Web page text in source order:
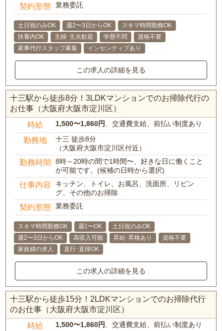
契約形態 業務委託
土日祝のみOK 週2〜3日からOK
スキマ時間勤務OK
扶養内OK
主婦･主夫歓迎 学歴不問
資格不要
家事代行スタッフ募集
インセンティブあり
この求人の詳細を見る
十三駅から徒歩8分！3LDKマンションでのお掃除代行の
お仕事（大阪府大阪市淀川区）
時給 1,500〜1,860円、交通費支給、前払い制度あり
勤務地
十三 徒歩8分
（大阪府大阪市淀川区付近）
勤務時間
8時～20時の間で1時間〜、好きな日に働くこと
が可能です。(候補の日時から選択)
仕事内容
キッチン、トイレ、お風呂、洗面所、リビン
グ、その他のお掃除
契約形態 業務委託
スキマ時間勤務OK 週1〜OK
土日祝のみOK
週2〜3日からOK
高収入可能 昇給･昇格あり
資格不要
家政婦の求人
直行･直帰OK
この求人の詳細を見る
十三駅から徒歩15分！2LDKマンションでのお掃除代行
のお仕事（大阪府大阪市淀川区）
時給 1,500〜1,860円、交通費支給、前払い制度あり